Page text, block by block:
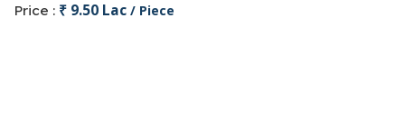
Price : ₹ 9.50 Lac / Piece